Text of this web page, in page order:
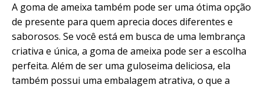
A goma de ameixa também pode ser uma ótima opção
de presente para quem aprecia doces diferentes e
saborosos. Se você está em busca de uma lembrança
criativa e única, a goma de ameixa pode ser a escolha
perfeita. Além de ser uma guloseima deliciosa, ela
também possui uma embalagem atrativa, o que a